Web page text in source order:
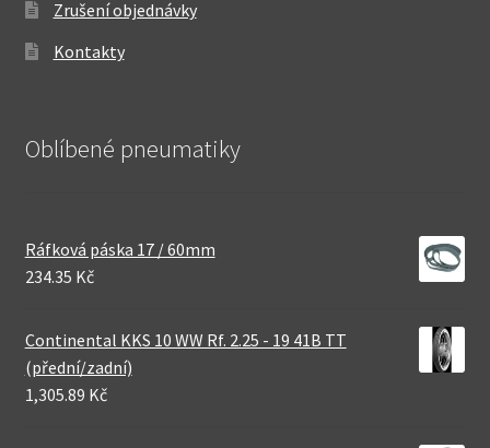
Zrušení objednávky
Kontakty
Oblíbené pneumatiky
Ráfková páska 17 / 60mm
234.35 Kč
Continental KKS 10 WW Rf. 2.25 - 19 41B TT
(přední/zadní)
1,305.89 Kč